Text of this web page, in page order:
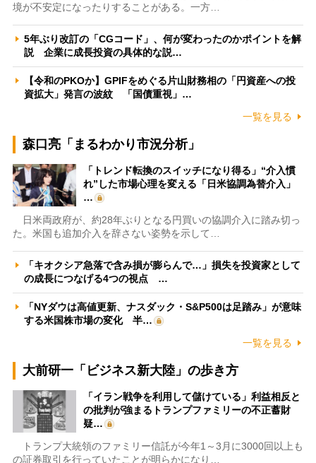
境が不安定になったりすることがある。一方…
5年ぶり改訂の「CGコード」、何が変わったのかポイントを解
説 企業に成長投資の具体的な説…
【令和のPKOか】GPIFをめぐる片山財務相の「円資産への投
資拡大」発言の波紋 「国債重視」…
一覧を見る
森口亮「まるわかり市況分析」
「トレンド転換のスイッチになり得る」“介入慣
れ”した市場心理を変える「日米協調為替介入」
…
日米両政府が、約28年ぶりとなる円買いの協調介入に踏み切っ
た。米国も追加介入を辞さない姿勢を示して…
「キオクシア急落で含み損が膨らんで…」損失を投資家として
の成長につなげる4つの視点 …
「NYダウは高値更新、ナスダック・S&P500は足踏み」が意味
する米国株市場の変化 半…
一覧を見る
大前研一「ビジネス新大陸」の歩き方
「イラン戦争を利用して儲けている」利益相反と
の批判が強まるトランプファミリーの不正蓄財
疑…
トランプ大統領のファミリー信託が今年1～3月に3000回以上も
の証券取引を行っていたことが明らかになり…